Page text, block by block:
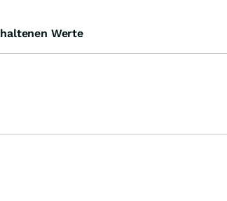
Werte